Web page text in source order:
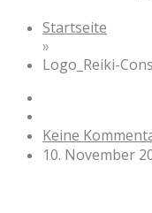
Startseite
»
Logo_Reiki-
Keine
10. November